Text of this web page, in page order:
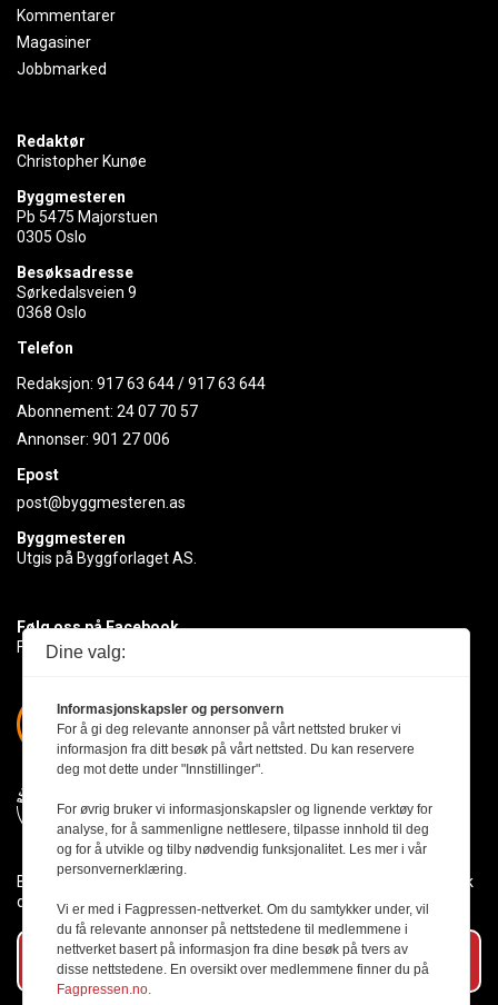
Kommentarer
Magasiner
Jobbmarked
Redaktør
Christopher Kunøe
Byggmesteren
Pb 5475 Majorstuen
0305 Oslo
Besøksadresse
Sørkedalsveien 9
0368 Oslo
Telefon
Redaksjon: 917 63 644/917 63 644
Abonnement: 24 07 70 57
Annonser: 901 27 006
Epost
post@byggmesteren.as
Byggmesteren
Utgis på Byggforlaget AS.
Følg oss på Facebook
Få med deg det siste innen byggebransjen
Byggmesteren følger Vær Varsom-plakaten og presseetikken slik
den er nedfelt i Redaktørplakaten.
Abonner på vårt nyhetsbrev
Dine valg:
Informasjonskapsler og personvern
For å gi deg relevante annonser på vårt nettsted bruker vi
informasjon fra ditt besøk på vårt nettsted. Du kan reservere
deg mot dette under "Innstillinger".
For øvrig bruker vi informasjonskapsler og lignende verktøy for
analyse, for å sammenligne nettlesere, tilpasse innhold til deg
og for å utvikle og tilby nødvendig funksjonalitet. Les mer i vår
personvernerklæring.
Vi er med i Fagpressen-nettverket. Om du samtykker under, vil
du få relevante annonser på nettstedene til medlemmene i
nettverket basert på informasjon fra dine besøk på tvers av
disse nettstedene. En oversikt over medlemmene finner du på
Fagpressen.no.